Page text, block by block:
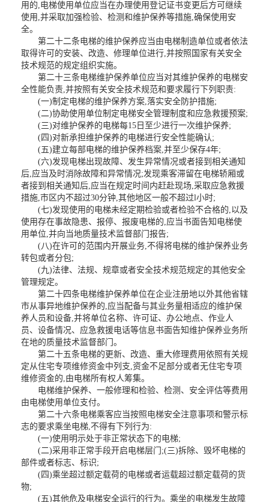
用的,电梯使用单位应当在办理使用登记证书变更后方可继续
使用,并采取加强检验、检测和维护保养等措施,确保使用安
全。
第二十二条电梯的维护保养应当由电梯制造单位或者依法
取得许可的安装、改造、修理单位进行,并按照国家有关安全
技术规范的规定组织实施。
第二十三条电梯维护保养单位应当对其维护保养的电梯安
全性能负责,并按照有关安全技术规范和要求履行下列职责:
(一)制定电梯的维护保养方案,落实安全防护措施;
(二)协助使用单位制定电梯安全管理制度和应急救援预案;
(三)对维护保养的电梯每15日至少进行一次维护保养;
(四)对新承担维护保养的电梯进行安全性能确认;
(五)建立每部电梯的维护保养档案,并至少保存4年;
(六)发现电梯出现故障、发生异常情况或者接到相关通知
后,应当及时消除故障和异常情况;发现乘客滞留在电梯轿厢或
者接到相关通知后,应当在规定时间内赶赴现场,采取应急救援
措施,市区内不超过30分钟,其他地区一般不超过l小时;
(七)发现使用的电梯未经定期检验或者检验不合格的,以及
使用存在事故隐患、报停、报废电梯的,应当书面告知电梯使
用单位,并向当地质量技术监督部门报告;
(八)在许可的范围内开展业务,不得将电梯的维护保养业务
转包或者分包;
(九)法律、法规、规章或者安全技术规范规定的其他安全
管理规定。
第二十四条电梯维护保养单位在企业注册地以外其他省辖
市从事异地维护保养的,应当配备与其业务量相适应的维护保
养人员和设备,并将单位名称、许可证、办公地点、作业人
员、设备情况、应急救援电话等信息书面告知维护保养业务所
在地的质量技术监督部门。
第二十五条电梯的更新、改造、重大修理费用依照有关规
定从住宅专项维修资金中列支,资金不足部分或者无住宅专项
维修资金的,由电梯所有权人筹集。
电梯维护保养、一般修理和检验、检测、安全评估等费用
由电梯使用单位支付。
第二十六条电梯乘客应当按照电梯安全注意事项和警示标
志的要求乘坐电梯,不得有下列行为:
(一)使用明示处于非正常状态下的电梯;
(二)采用非正常手段开启电梯层门;(三)拆除、毁坏电梯的
部件或者标志、标识;
(四)乘坐超过额定载荷的电梯或者运载超过额定载荷的货
物;
(五)其他危及电梯安全运行的行为。乘坐的电梯发生故障